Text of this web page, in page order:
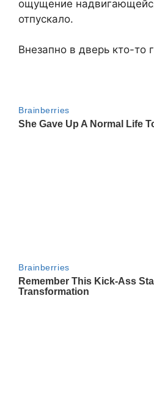
ощущение
отпускало.
Внезапно в дверь кто-то